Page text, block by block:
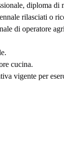
diploma di
rilasciati o
di operatore
cucina.
vigente per